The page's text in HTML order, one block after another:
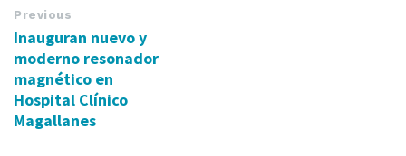
Previous
Inauguran nuevo y
moderno resonador
magnético en
Hospital Clínico
Magallanes